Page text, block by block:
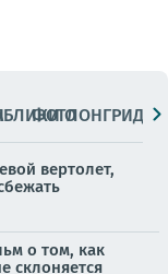
ФОТОЛОНГРИДЫ
вертолет,
о том, как
склоняется